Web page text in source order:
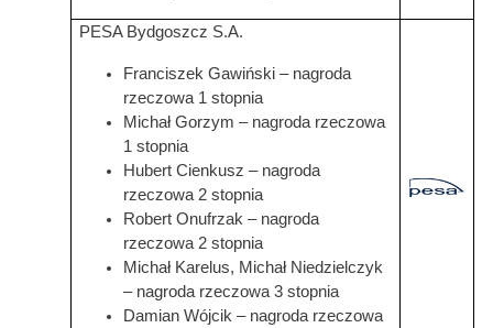
PESA Bydgoszcz S.A.
Franciszek Gawiński – nagroda
rzeczowa 1 stopnia
Michał Gorzym – nagroda rzeczowa
1 stopnia
Hubert Cienkusz – nagroda
rzeczowa 2 stopnia
Robert Onufrzak – nagroda
rzeczowa 2 stopnia
Michał Karelus, Michał Niedzielczyk
– nagroda rzeczowa 3 stopnia
Damian Wójcik – nagroda rzeczowa
Grafika